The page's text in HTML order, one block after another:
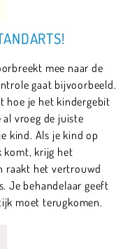
mee naar de
gaat bijvoorbeeld.
hoe je het kindergebit
vroeg de juiste
kind. Als je kind op
komt, krijg het
raakt het vertrouwd
Je behandelaar geeft
moet terugkomen.